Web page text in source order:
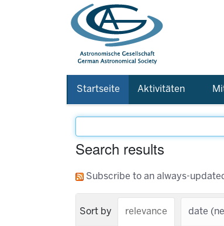
Startseite Aktivitäten
Search results
Subscribe to an always-
Sort by relevance date